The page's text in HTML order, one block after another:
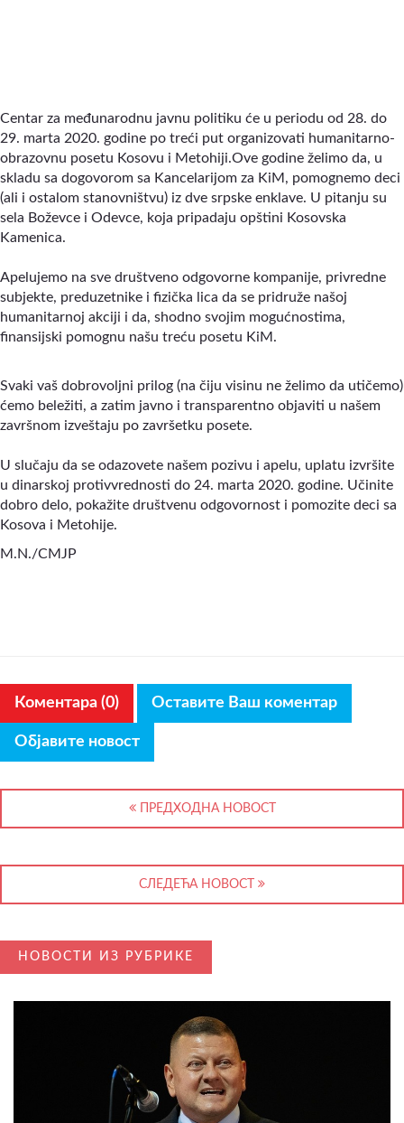
Centar za međunarodnu javnu politiku će u periodu od 28. do
29. marta 2020. godine po treći put organizovati humanitarno-
obrazovnu posetu Kosovu i Metohiji.Ove godine želimo da, u
skladu sa dogovorom sa Kancelarijom za KiM, pomognemo deci
(ali i ostalom stanovništvu) iz dve srpske enklave. U pitanju su
sela Boževce i Odevce, koja pripadaju opštini Kosovska
Kamenica.
Apelujemo na sve društveno odgovorne kompanije, privredne
subjekte, preduzetnike i fizička lica da se pridruže našoj
humanitarnoj akciji i da, shodno svojim mogućnostima,
finansijski pomognu našu treću posetu KiM.
Svaki vaš dobrovoljni prilog (na čiju visinu ne želimo da utičemo)
ćemo beležiti, a zatim javno i transparentno objaviti u našem
završnom izveštaju po završetku posete.
U slučaju da se odazovete našem pozivu i apelu, uplatu izvršite
u dinarskoj protivvrednosti do 24. marta 2020. godine. Učinite
dobro delo, pokažite društvenu odgovornost i pomozite deci sa
Kosova i Metohije.
M.N./CMJP
Коментара (0) Оставите Ваш коментар
Објавите новост
ПРЕДХОДНА НОВОСТ
СЛЕДЕЋА НОВОСТ
НОВОСТИ ИЗ РУБРИКЕ